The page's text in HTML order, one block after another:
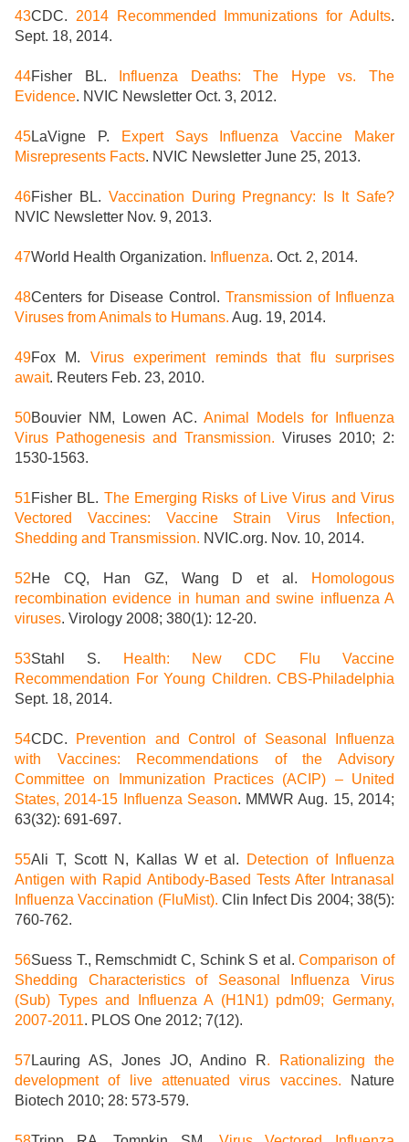
43CDC. 2014 Recommended Immunizations for Adults.
Sept. 18, 2014.
44Fisher BL.
Influenza Deaths: The Hype vs. The
Evidence. NVIC Newsletter Oct. 3, 2012.
45LaVigne P.
Expert Says Influenza Vaccine Maker
Misrepresents Facts. NVIC Newsletter June 25, 2013.
46Fisher BL. Vaccination During Pregnancy: Is It Safe?
NVIC Newsletter Nov. 9, 2013.
47World Health Organization. Influenza. Oct. 2, 2014.
48Centers for Disease Control. Transmission of Influenza
Viruses from Animals to Humans. Aug. 19, 2014.
49Fox M. Virus experiment reminds that flu surprises
await. Reuters Feb. 23, 2010.
50Bouvier NM, Lowen AC. Animal Models for Influenza
Virus Pathogenesis and Transmission. Viruses 2010; 2:
1530-1563.
51Fisher BL. The Emerging Risks of Live Virus and Virus
Vectored Vaccines: Vaccine Strain Virus Infection,
Shedding and Transmission. NVIC.org. Nov. 10, 2014.
52He CQ, Han GZ, Wang D et al.
Homologous
recombination evidence in human and swine influenza A
viruses. Virology 2008; 380(1): 12-20.
53Stahl S.
Health: New CDC Flu Vaccine
Recommendation For Young Children. CBS-Philadelphia
Sept. 18, 2014.
54CDC. Prevention and Control of Seasonal Influenza
with Vaccines: Recommendations of the Advisory
Committee on Immunization Practices (ACIP) – United
States, 2014-15 Influenza Season. MMWR Aug. 15, 2014;
63(32): 691-697.
55Ali T, Scott N, Kallas W et al.
Detection of Influenza
Antigen with Rapid Antibody-Based Tests After Intranasal
Influenza Vaccination (FluMist). Clin Infect Dis 2004; 38(5):
760-762.
56Suess T., Remschmidt C, Schink S et al.Comparison of
Shedding Characteristics of Seasonal Influenza Virus
(Sub) Types and Influenza A (H1N1) pdm09; Germany,
2007-2011. PLOS One 2012; 7(12).
57Lauring AS, Jones JO, Andino R. Rationalizing the
development of live attenuated virus vaccines. Nature
Biotech 2010; 28: 573-579.